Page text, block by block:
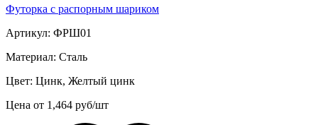
Футорка с распорным шариком
Артикул: ФРШ01
Материал: Сталь
Цвет: Цинк, Желтый цинк
Цена от 1,464 руб/шт